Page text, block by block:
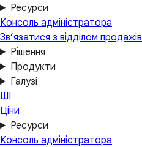
Ресурси
Консоль адміністратора
Зв’язатися з відділом продажів
Рішення
Продукти
Галузі
ШІ
Ціни
Ресурси
Консоль адміністратора